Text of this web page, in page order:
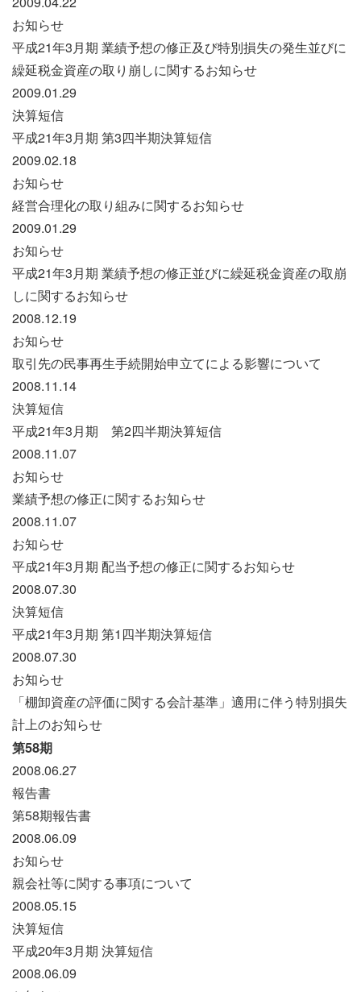
お知らせ
平成21年3月期 業績予想の修正及び特別損失の発生並びに
繰延税金資産の取り崩しに関するお知らせ
2009.01.29
決算短信
平成21年3月期 第3四半期決算短信
2009.02.18
お知らせ
経営合理化の取り組みに関するお知らせ
2009.01.29
お知らせ
平成21年3月期 業績予想の修正並びに繰延税金資産の取崩
しに関するお知らせ
2008.12.19
お知らせ
取引先の民事再生手続開始申立てによる影響について
2008.11.14
決算短信
平成21年3月期 第2四半期決算短信
2008.11.07
お知らせ
業績予想の修正に関するお知らせ
2008.11.07
お知らせ
平成21年3月期 配当予想の修正に関するお知らせ
2008.07.30
決算短信
平成21年3月期 第1四半期決算短信
2008.07.30
お知らせ
「棚卸資産の評価に関する会計基準」適用に伴う特別損失
計上のお知らせ
第58期
2008.06.27
報告書
第58期報告書
2008.06.09
お知らせ
親会社等に関する事項について
2008.05.15
決算短信
平成20年3月期 決算短信
2008.06.09